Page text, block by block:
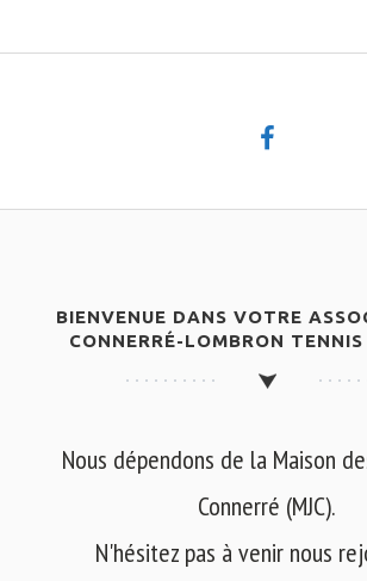
BIENVENUE DANS VOTRE
CONNERRÉ-LOMBRON
Nous dépendons de la Maison
Connerré (MJC).
N'hésitez pas à venir nous